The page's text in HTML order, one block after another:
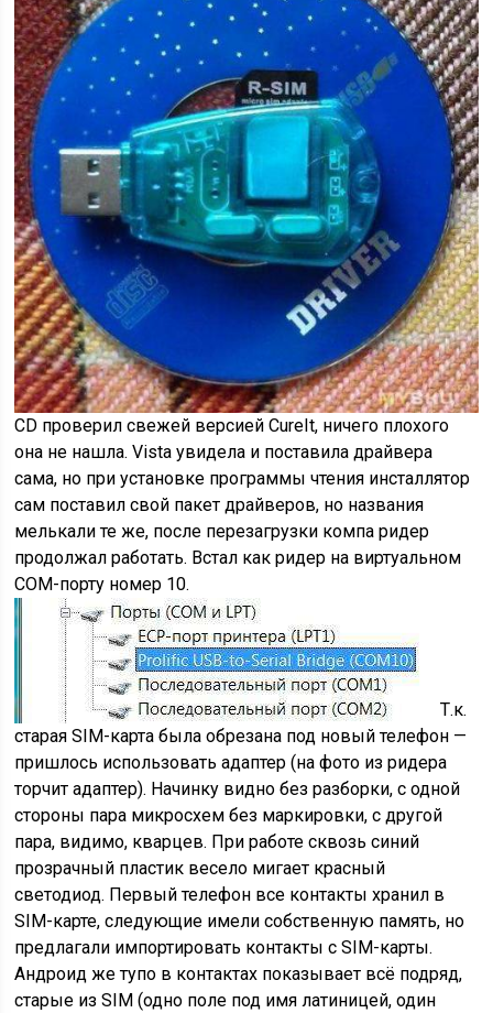
CD проверил свежей версией CureIt, ничего плохого
она не нашла. Vista увидела и поставила драйвера
сама, но при установке программы чтения инсталлятор
сам поставил свой пакет драйверов, но названия
мелькали те же, после перезагрузки компа ридер
продолжал работать. Встал как ридер на виртуальном
COM-порту номер 10.
Т.к.
старая SIM-карта была обрезана под новый телефон —
пришлось использовать адаптер (на фото из ридера
торчит адаптер). Начинку видно без разборки, с одной
стороны пара микросхем без маркировки, с другой
пара, видимо, кварцев. При работе сквозь синий
прозрачный пластик весело мигает красный
светодиод. Первый телефон все контакты хранил в
SIM-карте, следующие имели собственную память, но
предлагали импортировать контакты с SIM-карты.
Андроид же тупо в контактах показывает всё подряд,
старые из SIM (одно поле под имя латиницей, один